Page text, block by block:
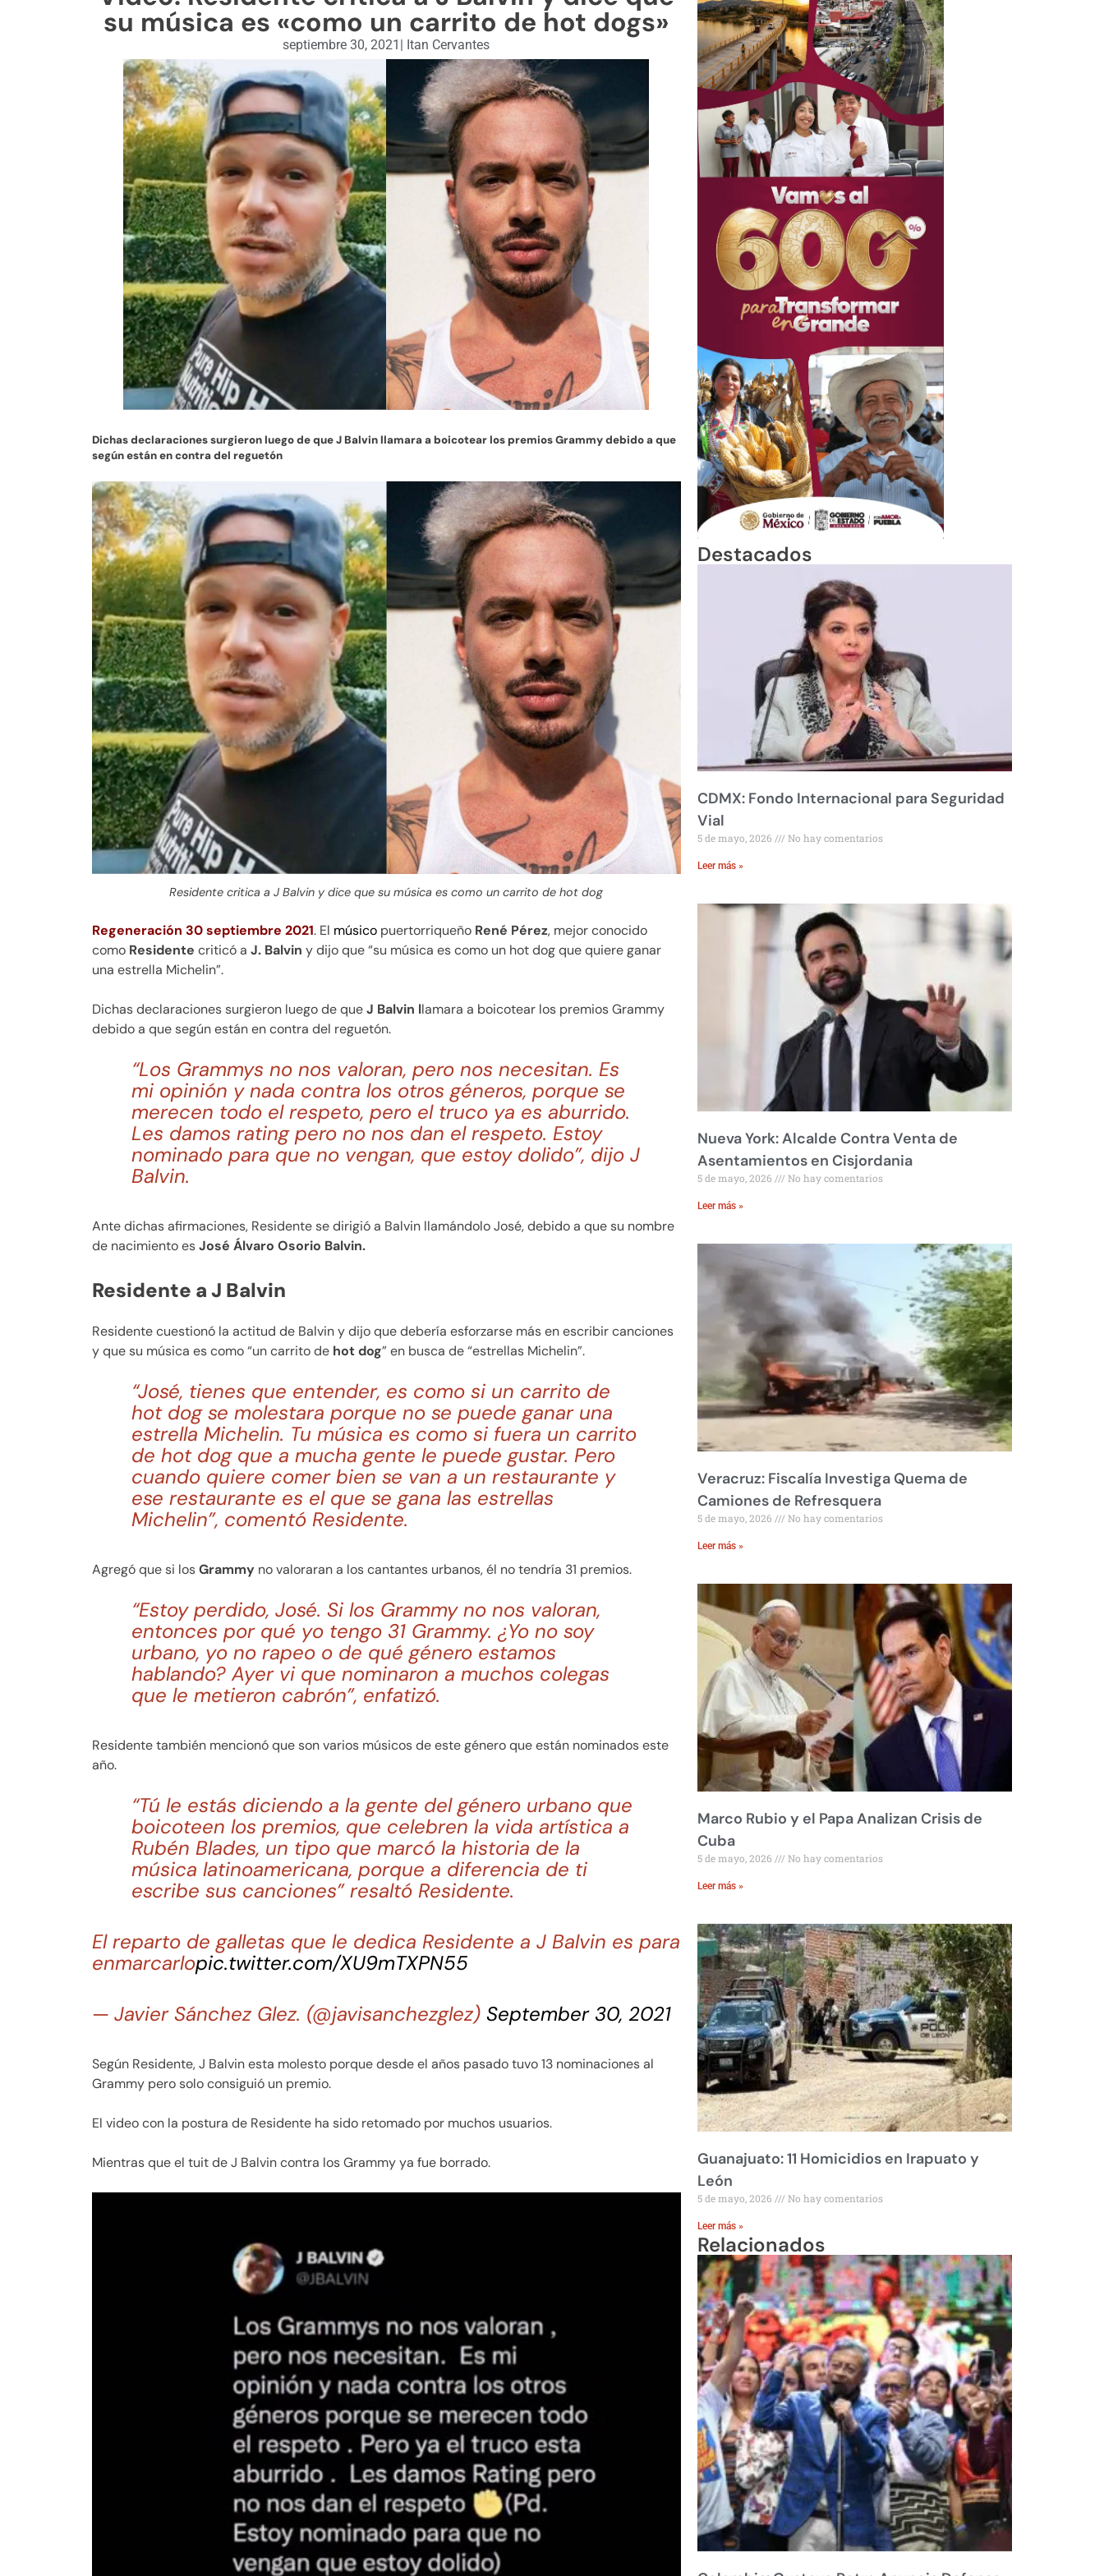
su música es «como un carrito de hot dogs»
septiembre 30, 2021 Itan Cervantes
Dichas declaraciones surgieron luego de que J Balvin llamara a boicotear los premios Grammy debido a que
según están en contra del reguetón
Residente critica a J Balvin y dice que su música es como un carrito de hot dog
Regeneración 30 septiembre 2021. El músico puertorriqueño René Pérez, mejor conocido
como Residente criticó a J. Balvin y dijo que “su música es como un hot dog que quiere ganar
una estrella Michelin”.
Dichas declaraciones surgieron luego de queJ Balvin llamara a boicotear los premios Grammy
debido a que según están en contra del reguetón.
“Los Grammys no nos valoran, pero nos necesitan. Es
mi opinión y nada contra los otros géneros, porque se
merecen todo el respeto, pero el truco ya es aburrido.
Les damos rating pero no nos dan el respeto. Estoy
nominado para que no vengan, que estoy dolido”, dijo J
Balvin.
Ante dichas afirmaciones, Residente se dirigió a Balvin llamándolo José, debido a que su nombre
de nacimiento esJosé Álvaro Osorio Balvin.
Residente a J Balvin
Residente cuestionó la actitud de Balvin y dijo que debería esforzarse más en escribir canciones
y que su música es como “un carrito de hot dog” en busca de “estrellas Michelin”.
“José, tienes que entender, es como si un carrito de
hot dog se molestara porque no se puede ganar una
estrella Michelin. Tu música es como si fuera un carrito
de hot dog que a mucha gente le puede gustar. Pero
cuando quiere comer bien se van a un restaurante y
ese restaurante es el que se gana las estrellas
Michelin”, comentó Residente.
Agregó que si losGrammy no valoraran a los cantantes urbanos, él no tendría 31 premios.
“Estoy perdido, José. Si los Grammy no nos valoran,
entonces por qué yo tengo 31 Grammy. ¿Yo no soy
urbano, yo no rapeo o de qué género estamos
hablando? Ayer vi que nominaron a muchos colegas
que le metieron cabrón”, enfatizó.
Residente también mencionó que son varios músicos de este género que están nominados este
año.
“Tú le estás diciendo a la gente del género urbano que
boicoteen los premios, que celebren la vida artística a
Rubén Blades, un tipo que marcó la historia de la
música latinoamericana, porque a diferencia de ti
escribe sus canciones” resaltó Residente.
El reparto de galletas que le dedica Residente a J Balvin es para
enmarcarlopic.twitter.com/XU9mTXPN55
— Javier Sánchez Glez. (@javisanchezglez) September 30, 2021
Según Residente, J Balvin esta molesto porque desde el años pasado tuvo 13 nominaciones al
Grammy pero solo consiguió un premio.
El video con la postura de Residente ha sido retomado por muchos usuarios.
Mientras que el tuit de J Balvin contra los Grammy ya fue borrado.
Destacados
CDMX: Fondo Internacional para Seguridad
Vial
5 de mayo, 2026 No hay comentarios
Leer más »
Nueva York: Alcalde Contra Venta de
Asentamientos en Cisjordania
5 de mayo, 2026 No hay comentarios
Leer más »
Veracruz: Fiscalía Investiga Quema de
Camiones de Refresquera
5 de mayo, 2026 No hay comentarios
Leer más »
Marco Rubio y el Papa Analizan Crisis de
Cuba
5 de mayo, 2026 No hay comentarios
Leer más »
Guanajuato: 11 Homicidios en Irapuato y
León
5 de mayo, 2026 No hay comentarios
Leer más »
Relacionados